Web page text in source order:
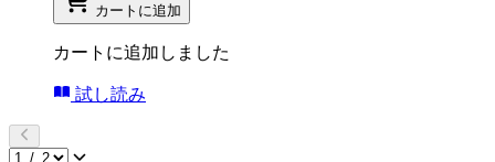
カートに追加
カートに追加しました
試し読み